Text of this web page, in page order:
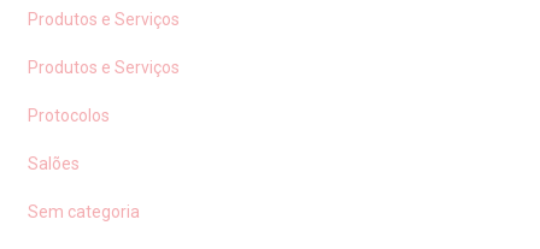
Produtos e Serviços
Produtos e Serviços
Protocolos
Salões
Sem categoria